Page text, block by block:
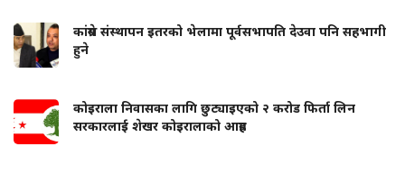
कांग्रेस संस्थापन इतरको भेलामा पूर्वसभापति देउवा पनि सहभागी
हुने
कोइराला निवासका लागि छुट्याइएको २ करोड फिर्ता लिन
सरकारलाई शेखर कोइरालाको आग्रह